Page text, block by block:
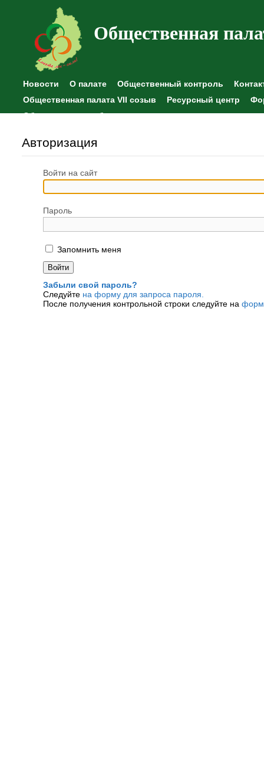
Общественная
Новости О палате Общественный контроль
Общественная палата VII созыв
Ресурсный центр
Общественные наблюдения
Авторизация
Войти на сайт
Пароль
Запомнить меня
Забыли свой пароль?
Следуйте на форму для запроса пароля.
После получения контрольной строки следуйте на